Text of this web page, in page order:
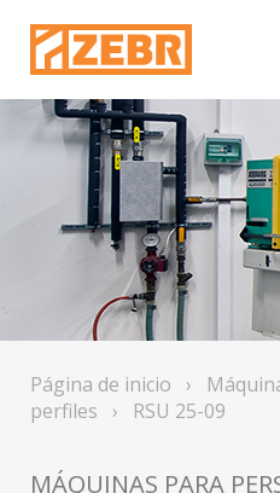
Página de inicio ›
perfiles
› RSU 25-09
MÁQUINAS PARA